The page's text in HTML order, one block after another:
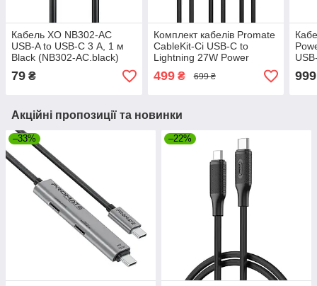
Кабель XO NB302-AC
USB-A to USB-C 3 А, 1 м
Black (NB302-AC.black)
79 ₴
Комплект кабелів Promate
CableKit-Ci USB-C to
Lightning 27W Power
Delivery 0.3м / 1.2м / 2м
Black (cablekit-ci)
499₴ 699 ₴ 999
Акційні пропозиції та новинки
–33% –22%